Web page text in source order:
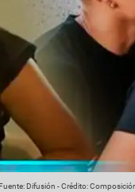
Fuente: Difusión -Crédito: